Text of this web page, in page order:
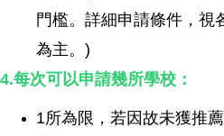
門檻。詳細申請條件，視
為主。)
4.每次可以申請幾所學校：
1所為限，若因故未獲推